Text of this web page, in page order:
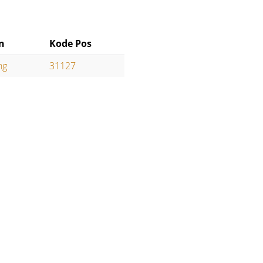
Kode Pos
31127